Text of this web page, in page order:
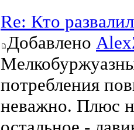
Re: Кто
Добавлено
потребления
неважно. Плюс